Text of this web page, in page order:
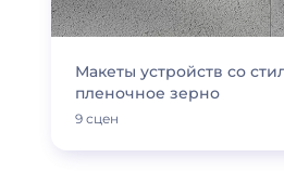
Макеты устройств со
пленочное зерно
9 сцен